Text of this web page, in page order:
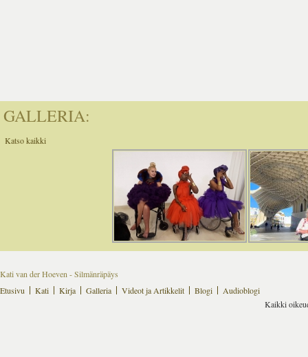
GALLERIA:
Katso kaikki
Kati van der Hoeven - Silmänräpäys
Etusivu
Kati Kirja Galleria Videot ja Artikkelit Blogi
Audioblogi
Kaikki